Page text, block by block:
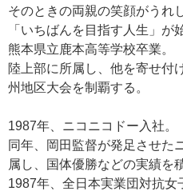
そのときの両親の笑顔がうれ
「いちばんを目指す人生」が
熊本県立鹿本高等学校卒業。
陸上部に所属し、他を寄せ付
州地区大会を制覇する。
1987年、ニコニコドー入社。
同年、岡田監督が発足させた
属し、国体優勝などの実績を
1987年、全日本実業団対抗